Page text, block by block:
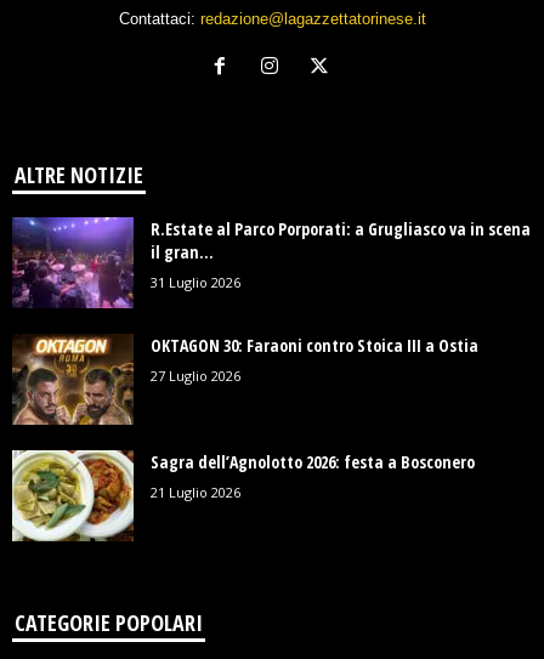
Contattaci: redazione@lagazzettatorinese.it
ALTRE NOTIZIE
R.Estate al Parco Porporati: a Grugliasco va in scena
il gran...
31 Luglio 2026
OKTAGON 30: Faraoni contro Stoica III a Ostia
27 Luglio 2026
Sagra dell’Agnolotto 2026: festa a Bosconero
21 Luglio 2026
CATEGORIE POPOLARI